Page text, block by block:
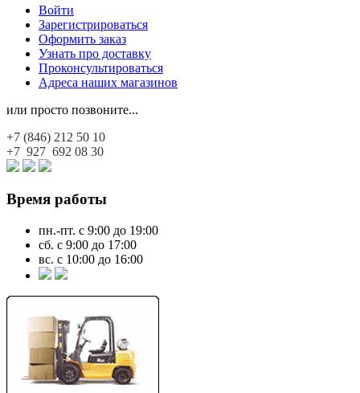
Войти
Зарегистрироваться
Оформить заказ
Узнать про доставку
Проконсультироваться
Адреса наших магазинов
или просто позвоните...
+7 (846) 212 50 10
+7 927 692 08 30
Время работы
пн.-пт. с 9:00 до 19:00
сб. с 9:00 до 17:00
вс. с 10:00 до 16:00